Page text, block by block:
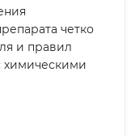
четко
и правил
химическими